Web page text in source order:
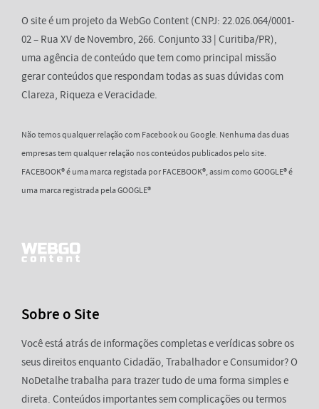
O site é um projeto da WebGo Content (CNPJ: 22.026.064/0001-
02 – Rua XV de Novembro, 266. Conjunto 33 | Curitiba/PR),
uma agência de conteúdo que tem como principal missão
gerar conteúdos que respondam todas as suas dúvidas com
Clareza, Riqueza e Veracidade.
Não temos qualquer relação com Facebook ou Google. Nenhuma das duas
empresas tem qualquer relação nos conteúdos publicados pelo site.
FACEBOOK® é uma marca registada por FACEBOOK®, assim como GOOGLE® é
uma marca registrada pela GOOGLE®
Sobre o Site
Você está atrás de informações completas e verídicas sobre os
seus direitos enquanto Cidadão, Trabalhador e Consumidor? O
NoDetalhe trabalha para trazer tudo de uma forma simples e
direta. Conteúdos importantes sem complicações ou termos